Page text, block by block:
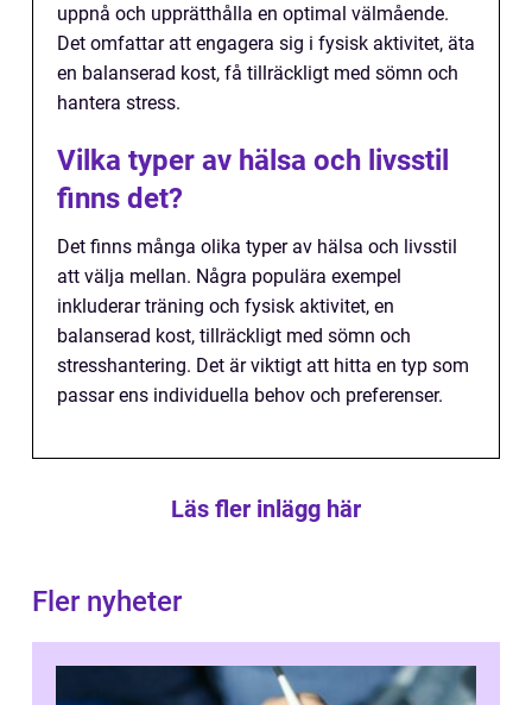
uppnå och upprätthålla en optimal välmående.
Det omfattar att engagera sig i fysisk aktivitet, äta
en balanserad kost, få tillräckligt med sömn och
hantera stress.
Vilka typer av hälsa och livsstil
finns det?
Det finns många olika typer av hälsa och livsstil
att välja mellan. Några populära exempel
inkluderar träning och fysisk aktivitet, en
balanserad kost, tillräckligt med sömn och
stresshantering. Det är viktigt att hitta en typ som
passar ens individuella behov och preferenser.
Läs fler inlägg här
Fler nyheter